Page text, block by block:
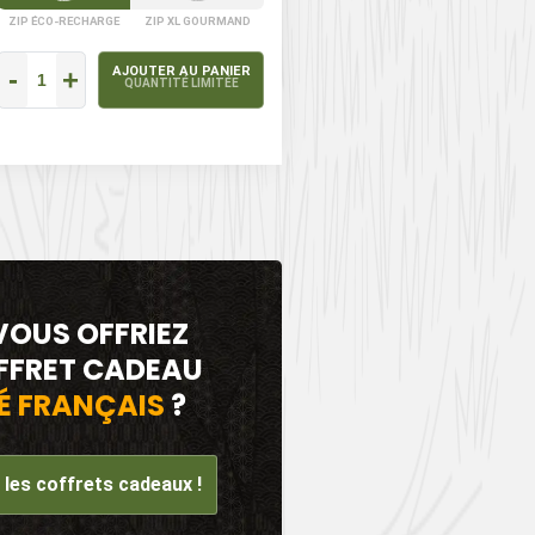
ZIP ÉCO-RECHARGE ZIP XL GOURMAND
- + AJOUTER AU PANIER
QUANTITÉ LIMITÉE
OFFRIEZ
CADEAU
FRANÇAIS ?
les coffrets cadeaux !